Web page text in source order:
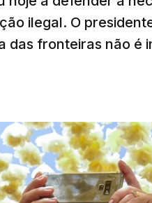
ilegal. O
das fronteiras não é